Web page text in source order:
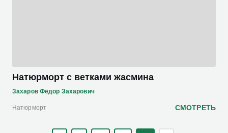
Натюрморт с ветками жасмина
Захаров Фёдор Захарович
Натюрморт СМОТРЕТЬ